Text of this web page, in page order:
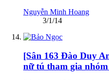
Nguyễn Minh Hoang
3/1/14
[Sân 163 Đào Duy
nữ tú tham gia